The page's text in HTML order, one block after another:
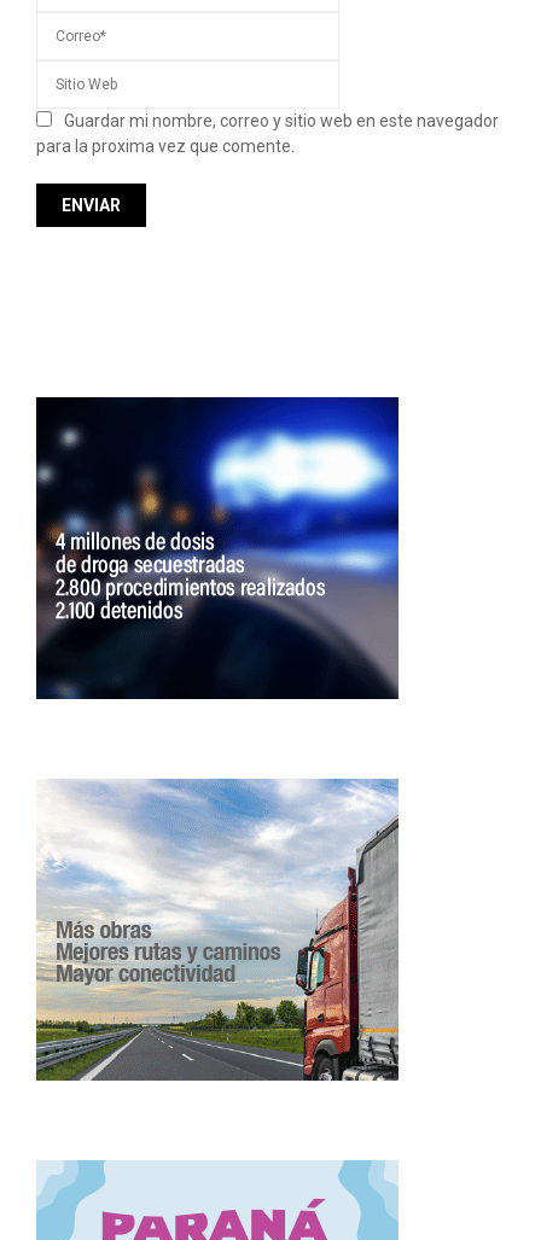
Guardar mi nombre, correo y sitio web en este navegador
para la proxima vez que comente.